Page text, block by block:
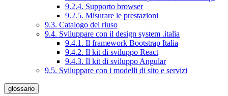
9.2.4. Supporto browser
9.2.5. Misurare le prestazioni
9.3. Catalogo del riuso
9.4. Sviluppare con il design system .italia
9.4.1. Il framework Bootstrap Italia
9.4.2. Il kit di sviluppo React
9.4.3. Il kit di sviluppo Angular
9.5. Sviluppare con i modelli di sito e servizi
glossario